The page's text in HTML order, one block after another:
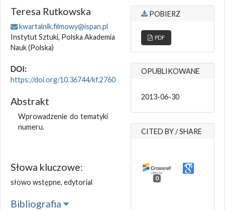
Teresa Rutkowska
kwartalnik.filmowy@ispan.pl
Instytut Sztuki, Polska Akademia
Nauk(Polska)
DOI:
https://doi.org/10.36744/kf.2760
Abstrakt
Wprowadzenie do tematyki
numeru.
Słowa kluczowe:
słowo wstępne, edytorial
Bibliografia
POBIERZ
PDF
OPUBLIKOWANE
2013-06-30
CITED BY / SHARE
0